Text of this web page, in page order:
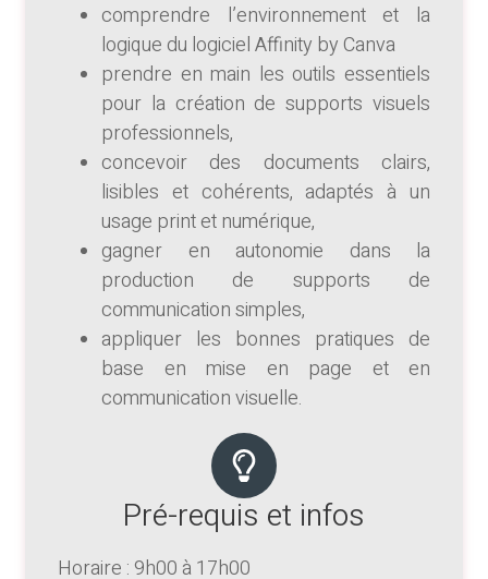
comprendre l’environnement et la
logique du logiciel Affinity by Canva
prendre en main les outils essentiels
pour la création de supports visuels
professionnels,
concevoir des documents clairs,
lisibles et cohérents, adaptés à un
usage print et numérique,
gagner en autonomie dans la
production de supports de
communication simples,
appliquer les bonnes pratiques de
base en mise en page et en
communication visuelle.
Pré-requis et infos
Horaire : 9h00 à 17h00